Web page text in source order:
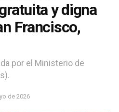
y digna
Francisco,
por el Ministerio de
de 2026